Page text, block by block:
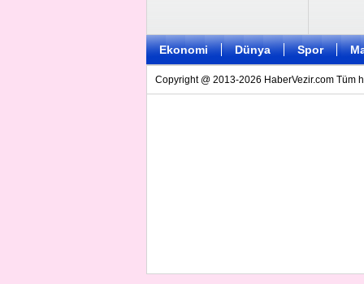
Ekonomi Dünya Spor
Copyright @ 2013-2026 HaberVezir.com Tüm